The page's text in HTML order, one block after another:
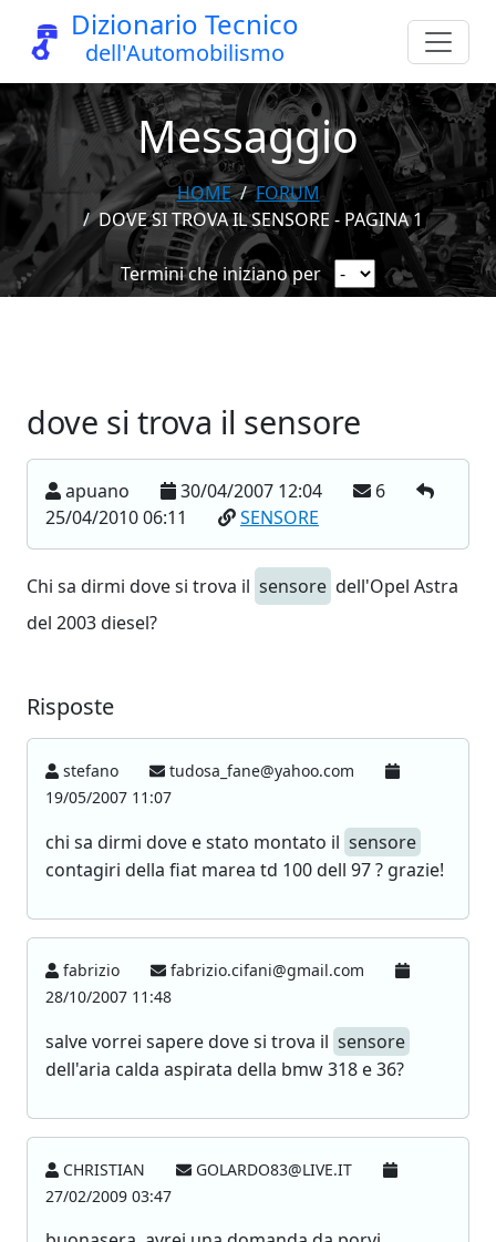
Dizionario Tecnico
dell'Automobilismo
Messaggio
HOME
FORUM
DOVE SI TROVA IL SENSORE - PAGINA 1
Termini che iniziano per
dove si trova il sensore
apuano 30/04/2007 12:04
6
25/04/2010 06:11
SENSORE
Chi sa dirmi dove si trova il sensore dell'Opel Astra
del 2003 diesel?
Risposte
stefano
tudosa_fane@yahoo.com
19/05/2007 11:07
chi sa dirmi dove e stato montato il sensore
contagiri della fiat marea td 100 dell 97 ? grazie!
fabrizio
fabrizio.cifani@gmail.com
28/10/2007 11:48
salve vorrei sapere dove si trova il sensore
dell'aria calda aspirata della bmw 318 e 36?
CHRISTIAN
GOLARDO83@LIVE.IT
27/02/2009 03:47